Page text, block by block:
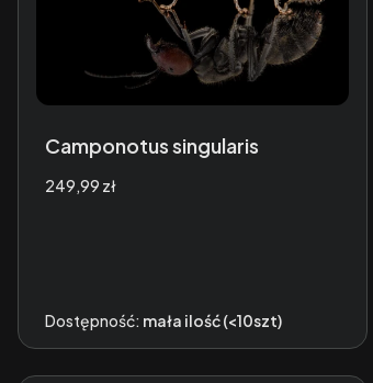
Camponotus singularis
Cena
249,99 zł
Dostępność: mała ilość (<10szt)